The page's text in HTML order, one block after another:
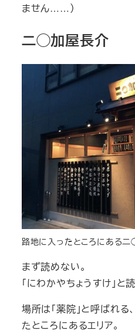
ません……）
二◯加屋長介
路地に入ったところにある二
まず読めない。
「にわかやちょうすけ」と
場所は「薬院」と呼ばれ
たところにあるエリア。